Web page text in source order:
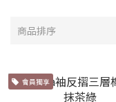
商品排序
會員獨享